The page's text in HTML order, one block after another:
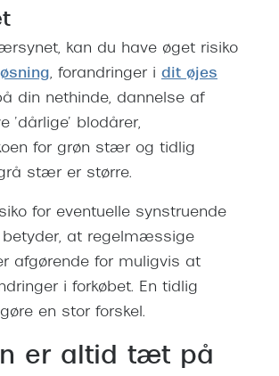
kan du have øget risiko
, forandringer i dit øjes
din nethinde, dannelse af
’dårlige’ blodårer,
for grøn stær og tidlig
stær er større.
for eventuelle synstruende
betyder, at regelmæssige
afgørende for muligvis at
i forkøbet. En tidlig
en stor forskel.
er altid tæt på